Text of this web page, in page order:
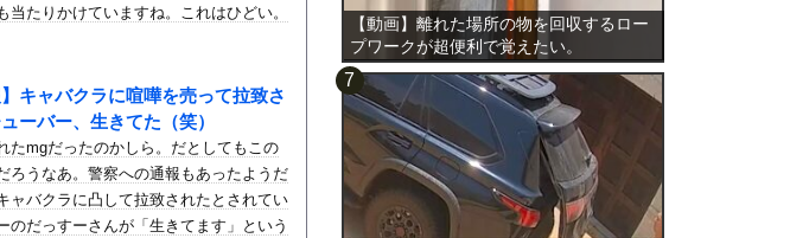
【GIF動画あり】
が直撃してしまった結果...
のセロガキなるわよ！ン...
故ジャンプは読まれな...
ち切り伝えられ市職員を脅...
当たりかけていますね。これはひどい。
】キャバクラに喧嘩を売って拉致さ
ーバー、生きてた（笑）
たmgだったのかしら。だとしてもこの
ろうなあ。警察への通報もあったようだ
ャバクラに凸して拉致されたとされてい
のだっすーさんが「生きてます」という
【動画】離れた場所の物を回収するロー
プワークが超便利で覚えたい。